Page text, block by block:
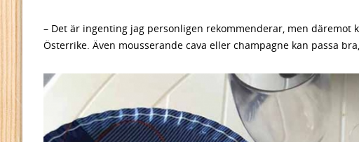
– Det är ingenting jag personligen rekommenderar, men
Österrike. Även mousserande cava eller champagne kan passa